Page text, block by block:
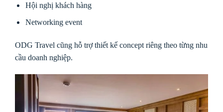
Hội nghị khách hàng
Networking event
ODG Travel cũng hỗ trợ thiết kế concept riêng theo từng nhu
cầu doanh nghiệp.